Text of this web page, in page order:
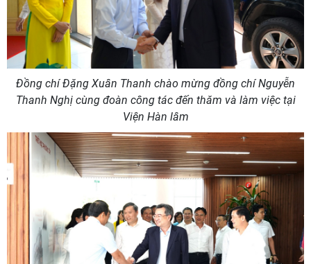
Đồng chí Đặng Xuân Thanh chào mừng đồng chí Nguyễn
Thanh Nghị cùng đoàn công tác đến thăm và làm việc tại
Viện Hàn lâm